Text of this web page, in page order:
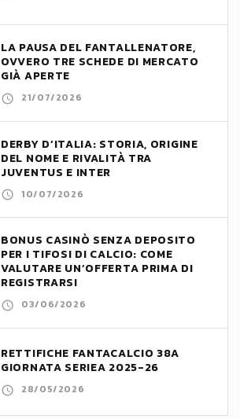
LA PAUSA DEL FANTALLENATORE,
OVVERO TRE SCHEDE DI MERCATO
GIÀ APERTE
21/07/2026
DERBY D’ITALIA: STORIA, ORIGINE
DEL NOME E RIVALITÀ TRA
JUVENTUS E INTER
10/07/2026
BONUS CASINÒ SENZA DEPOSITO
PER I TIFOSI DI CALCIO: COME
VALUTARE UN’OFFERTA PRIMA DI
REGISTRARSI
03/06/2026
RETTIFICHE FANTACALCIO 38A
GIORNATA SERIEA 2025-26
28/05/2026